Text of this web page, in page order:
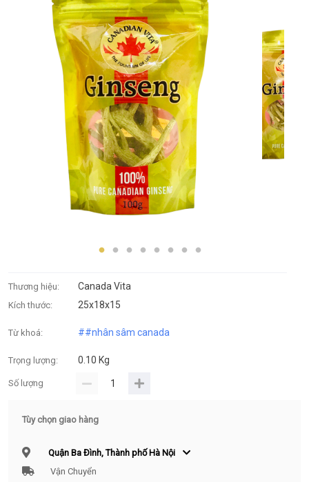
Thương hiệu: Canada Vita
Kích thước: 25x18x15
Từ khoá: ##nhân sâm canada
Trọng lượng: 0.10 Kg
Số lượng
Tùy chọn giao hàng
Quận Ba Đình, Thành phố Hà Nội
Vận Chuyển